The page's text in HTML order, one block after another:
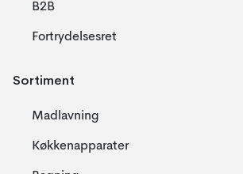
B2B
Fortrydelsesret
Sortiment
Madlavning
Køkkenapparater